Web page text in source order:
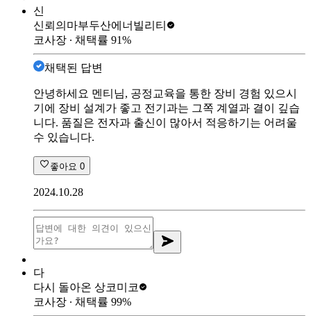
신
신뢰의마부두산에너빌리티
코사장 ∙ 채택률 91%
채택된 답변
안녕하세요 멘티님, 공정교육을 통한 장비 경험 있으시
기에 장비 설계가 좋고 전기과는 그쪽 계열과 결이 깊습
니다. 품질은 전자과 출신이 많아서 적응하기는 어려울
수 있습니다.
좋아요 0
2024.10.28
다
다시 돌아온 상코미코
코사장 ∙ 채택률 99%